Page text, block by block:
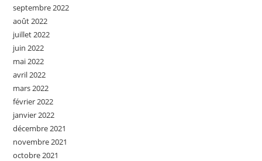
septembre 2022
août 2022
juillet 2022
juin 2022
mai 2022
avril 2022
mars 2022
février 2022
janvier 2022
décembre 2021
novembre 2021
octobre 2021